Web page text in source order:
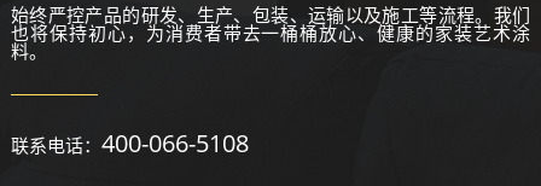
始终严控产品的研发、生产、包装、运输以及施工等流程。我们
也将保持初心，为消费者带去一桶桶放心、健康的家装艺术涂
料。
联系电话： 400-066-5108